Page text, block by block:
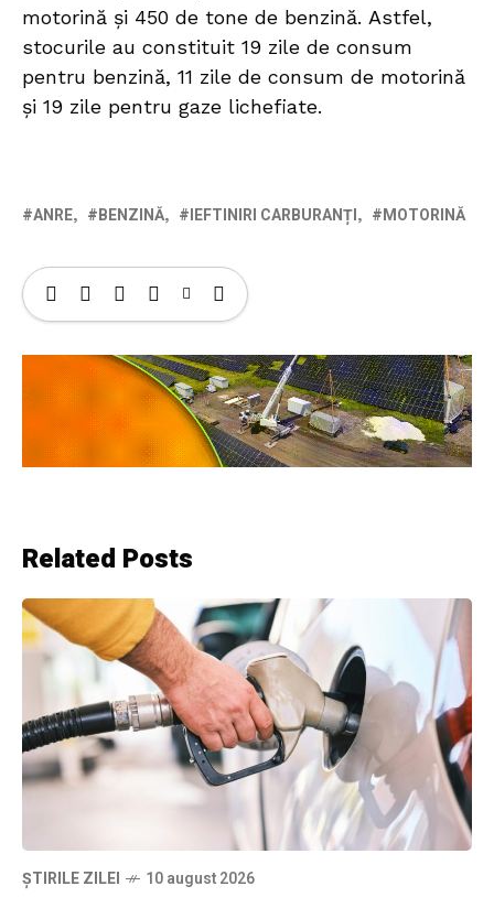
motorină și 450 de tone de benzină. Astfel,
stocurile au constituit 19 zile de consum
pentru benzină, 11 zile de consum de motorină
și 19 zile pentru gaze lichefiate.
ANRE BENZINĂ IEFTINIRI CARBURANȚI MOTORINĂ
Related Posts
ȘTIRILE ZILEI 10 august 2026